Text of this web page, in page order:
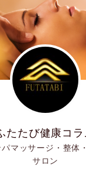
たたび健康コラ
マッサージ・整体
サロン